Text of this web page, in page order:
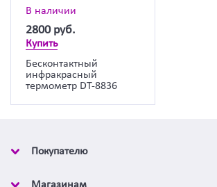
В наличии
2800 руб.
Купить
Бесконтактный
инфракрасный
термометр DT-8836
Покупателю